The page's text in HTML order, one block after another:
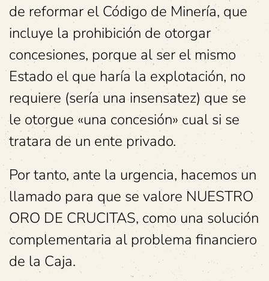
de reformar el Código de Minería, que
incluye la prohibición de otorgar
concesiones, porque al ser el mismo
Estado el que haría la explotación, no
requiere (sería una insensatez) que se
le otorgue «una concesión» cual si se
tratara de un ente privado.
Por tanto, ante la urgencia, hacemos un
llamado para que se valore NUESTRO
ORO DE CRUCITAS, como una solución
complementaria al problema financiero
de la Caja.